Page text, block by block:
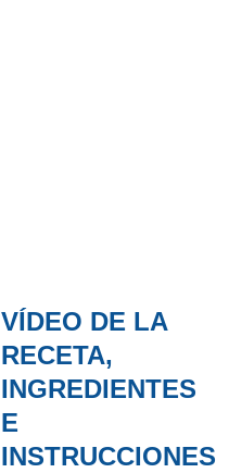
VÍDEO DE LA
RECETA,
INGREDIENTES
E
INSTRUCCIONES